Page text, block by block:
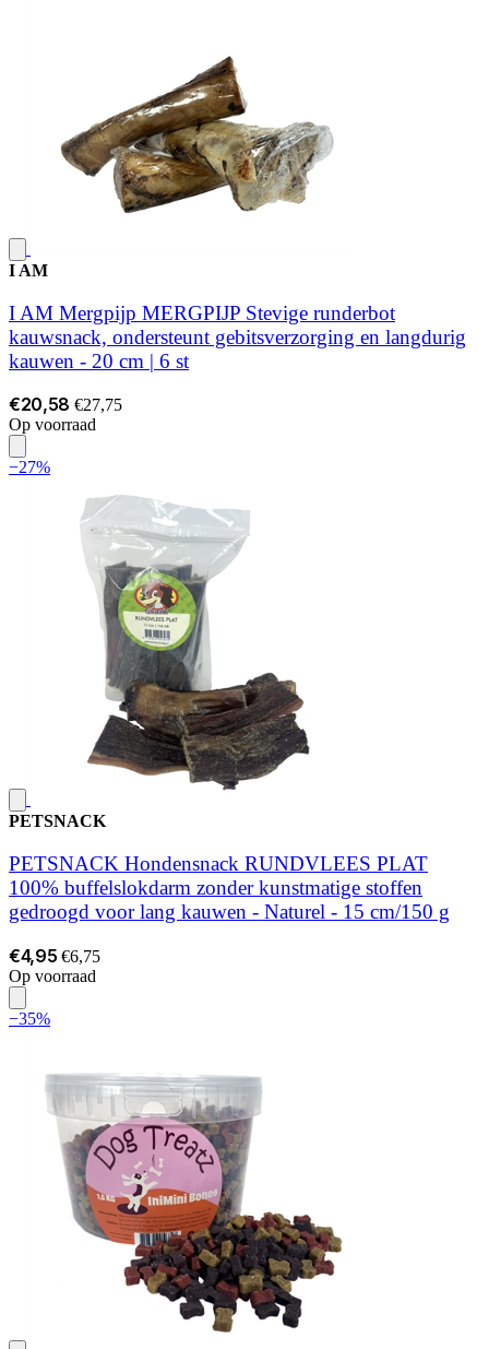
I AM
I AM Mergpijp MERGPIJP Stevige runderbot
kauwsnack, ondersteunt gebitsverzorging en langdurig
kauwen - 20 cm | 6 st
€20,58 €27,75
Op voorraad
−27%
PETSNACK
PETSNACK Hondensnack RUNDVLEES PLAT
100% buffelslokdarm zonder kunstmatige stoffen
gedroogd voor lang kauwen - Naturel - 15 cm/150 g
€4,95 €6,75
Op voorraad
−35%